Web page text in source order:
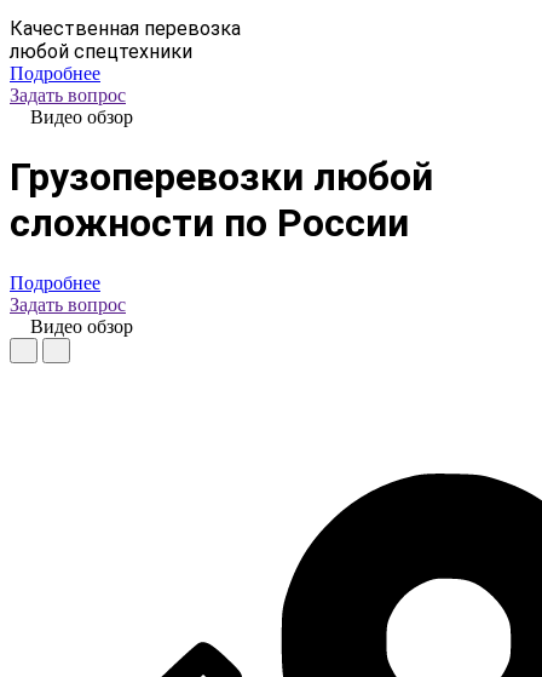
Качественная перевозка
любой спецтехники
Подробнее
Задать вопрос
Видео обзор
Грузоперевозки любой
сложности по России
Подробнее
Задать вопрос
Видео обзор